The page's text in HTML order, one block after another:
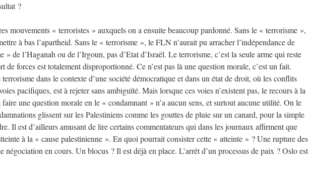
?
mouvements « terroristes » auxquels on a ensuite beaucoup pardonné. Sans le « terrorisme »,
à bas l’apartheid. Sans le « terrorisme », le FLN n’aurait pu arracher l’indépendance de
» de l’Haganah ou de l’Irgoun, pas d’Etat d’Israël. Le terrorisme, c’est la seule arme qui reste
de forces est totalement disproportionné. Ce n’est pas là une question morale, c’est un fait.
dans le contexte d’une société démocratique et dans un état de droit, où les conflits
pacifiques, est à rejeter sans ambiguïté. Mais lorsque ces voies n’existent pas, le recours à la
une question morale en le « condamnant » n’a aucun sens, et surtout aucune utilité. On le
glissent sur les Palestiniens comme les gouttes de pluie sur un canard, pour la simple
Il est d’ailleurs amusant de lire certains commentateurs qui dans les journaux affirment que
à la « cause palestinienne ». En quoi pourrait consister cette « atteinte » ? Une rupture des
négociation en cours. Un blocus ? Il est déjà en place. L’arrêt d’un processus de paix ? Oslo est